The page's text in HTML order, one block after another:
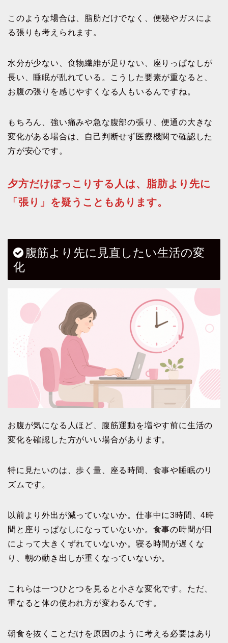
このような場合は、脂肪だけでなく、便秘やガスによ
る張りも考えられます。
水分が少ない、食物繊維が足りない、座りっぱなしが
長い、睡眠が乱れている。こうした要素が重なると、
お腹の張りを感じやすくなる人もいるんですね。
もちろん、強い痛みや急な腹部の張り、便通の大きな
変化がある場合は、自己判断せず医療機関で確認した
方が安心です。
夕方だけぽっこりする人は、脂肪より先に
「張り」を疑うこともあります。
腹筋より先に見直したい生活の変
化
お腹が気になる人ほど、腹筋運動を増やす前に生活の
変化を確認した方がいい場合があります。
特に見たいのは、歩く量、座る時間、食事や睡眠のリ
ズムです。
以前より外出が減っていないか。仕事中に3時間、4時
間と座りっぱなしになっていないか。食事の時間が日
によって大きくずれていないか。寝る時間が遅くな
り、朝の動き出しが重くなっていないか。
これらは一つひとつを見ると小さな変化です。ただ、
重なると体の使われ方が変わるんです。
朝食を抜くことだけを原因のように考える必要はあり